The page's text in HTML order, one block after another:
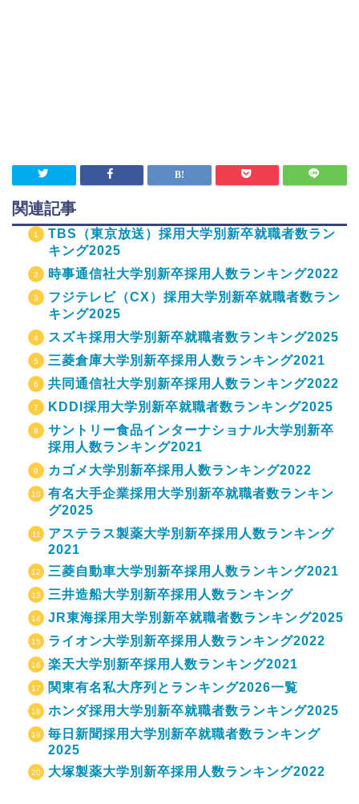
関連記事
TBS（東京放送）採用大学別新卒就職者数ラン
キング2025
時事通信社大学別新卒採用人数ランキング2022
フジテレビ（CX）採用大学別新卒就職者数ラン
キング2025
スズキ採用大学別新卒就職者数ランキング2025
三菱倉庫大学別新卒採用人数ランキング2021
共同通信社大学別新卒採用人数ランキング2022
KDDI採用大学別新卒就職者数ランキング2025
サントリー食品インターナショナル大学別新卒
採用人数ランキング2021
カゴメ大学別新卒採用人数ランキング2022
有名大手企業採用大学別新卒就職者数ランキン
グ2025
アステラス製薬大学別新卒採用人数ランキング
2021
三菱自動車大学別新卒採用人数ランキング2021
三井造船大学別新卒採用人数ランキング
JR東海採用大学別新卒就職者数ランキング2025
ライオン大学別新卒採用人数ランキング2022
楽天大学別新卒採用人数ランキング2021
関東有名私大序列とランキング2026一覧
ホンダ採用大学別新卒就職者数ランキング2025
毎日新聞採用大学別新卒就職者数ランキング
2025
大塚製薬大学別新卒採用人数ランキング2022